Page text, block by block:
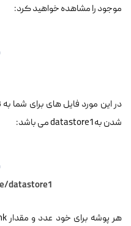
موجود را مشاهده خواهید کرد:
در این مورد فایل های برای شما
شدن به datastore1 می باشد:
datastore1